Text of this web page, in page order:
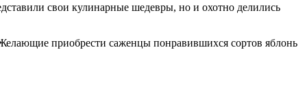
свои кулинарные шедевры, но и охотно делились
приобрести саженцы понравившихся сортов яблонь